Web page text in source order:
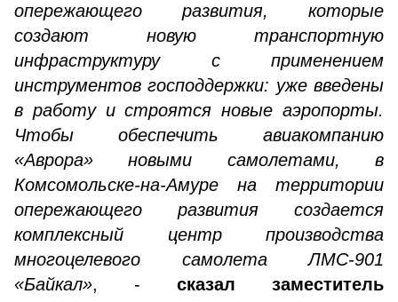
опережающего развития, которые
создают новую транспортную
инфраструктуру с применением
инструментов господдержки: уже введены
в работу и строятся новые аэропорты.
Чтобы обеспечить авиакомпанию
«Аврора» новыми самолетами, в
Комсомольске-на-Амуре на территории
опережающего развития создается
комплексный центр производства
многоцелевого самолета ЛМС-901
«Байкал», - сказал заместитель